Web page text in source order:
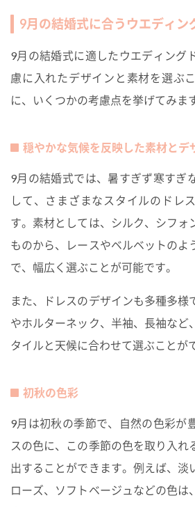
9月の結婚式に合うウエディン
9月の結婚式に適したウエディング
慮に入れたデザインと素材を選ぶ
に、いくつかの考慮点を挙げてみま
穏やかな気候を反映した素材とデ
9月の結婚式では、暑すぎず寒すぎ
して、さまざまなスタイルのドレ
す。素材としては、シルク、シフォ
ものから、レースやベルベットのよ
で、幅広く選ぶことが可能です。
また、ドレスのデザインも多種多様
やホルターネック、半袖、長袖など
タイルと天候に合わせて選ぶことが
初秋の色彩
9月は初秋の季節で、自然の色彩が
スの色に、この季節の色を取り入れ
出することができます。例えば、淡
ローズ、ソフトベージュなどの色は